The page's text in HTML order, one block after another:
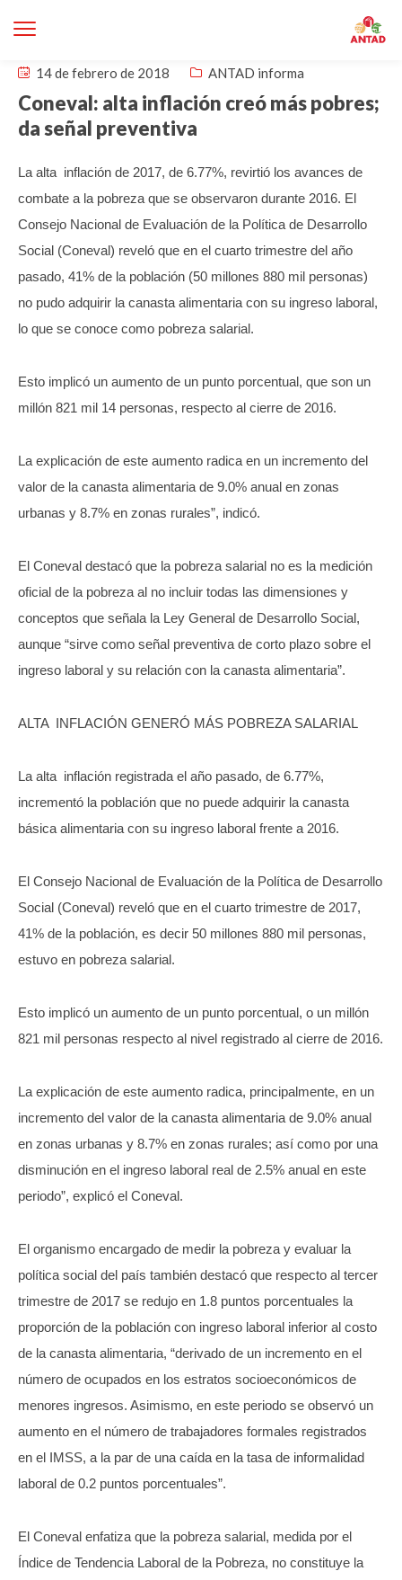
14 de febrero de 2018 ANTAD informa
Coneval: alta inflación creó más pobres;
da señal preventiva
La alta inflación de 2017, de 6.77%, revirtió los avances de
combate a la pobreza que se observaron durante 2016. El
Consejo Nacional de Evaluación de la Política de Desarrollo
Social (Coneval) reveló que en el cuarto trimestre del año
pasado, 41% de la población (50 millones 880 mil personas)
no pudo adquirir la canasta alimentaria con su ingreso laboral,
lo que se conoce como pobreza salarial.
Esto implicó un aumento de un punto porcentual, que son un
millón 821 mil 14 personas, respecto al cierre de 2016.
La explicación de este aumento radica en un incremento del
valor de la canasta alimentaria de 9.0% anual en zonas
urbanas y 8.7% en zonas rurales”, indicó.
El Coneval destacó que la pobreza salarial no es la medición
oficial de la pobreza al no incluir todas las dimensiones y
conceptos que señala la Ley General de Desarrollo Social,
aunque “sirve como señal preventiva de corto plazo sobre el
ingreso laboral y su relación con la canasta alimentaria”.
ALTA INFLACIÓN GENERÓ MÁS POBREZA SALARIAL
La alta inflación registrada el año pasado, de 6.77%,
incrementó la población que no puede adquirir la canasta
básica alimentaria con su ingreso laboral frente a 2016.
El Consejo Nacional de Evaluación de la Política de Desarrollo
Social (Coneval) reveló que en el cuarto trimestre de 2017,
41% de la población, es decir 50 millones 880 mil personas,
estuvo en pobreza salarial.
Esto implicó un aumento de un punto porcentual, o un millón
821 mil personas respecto al nivel registrado al cierre de 2016.
La explicación de este aumento radica, principalmente, en un
incremento del valor de la canasta alimentaria de 9.0% anual
en zonas urbanas y 8.7% en zonas rurales; así como por una
disminución en el ingreso laboral real de 2.5% anual en este
periodo”, explicó el Coneval.
El organismo encargado de medir la pobreza y evaluar la
política social del país también destacó que respecto al tercer
trimestre de 2017 se redujo en 1.8 puntos porcentuales la
proporción de la población con ingreso laboral inferior al costo
de la canasta alimentaria, “derivado de un incremento en el
número de ocupados en los estratos socioeconómicos de
menores ingresos. Asimismo, en este periodo se observó un
aumento en el número de trabajadores formales registrados
en el IMSS, a la par de una caída en la tasa de informalidad
laboral de 0.2 puntos porcentuales”.
El Coneval enfatiza que la pobreza salarial, medida por el
Índice de Tendencia Laboral de la Pobreza, no constituye la